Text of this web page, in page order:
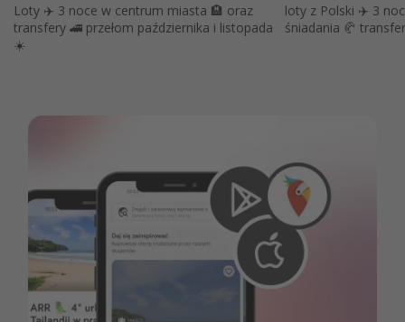
Loty ✈️ 3 noce w centrum miasta 🏨 oraz
transfery 🚄 przełom października i listopada
☀️
loty z Polski ✈️ 3
śniadania 🥐